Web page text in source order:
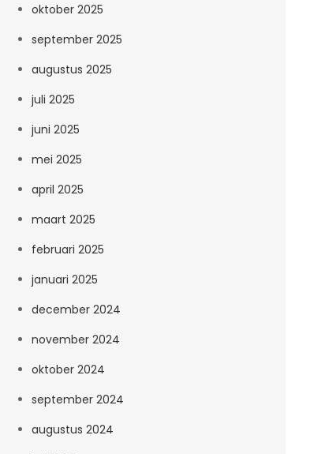
oktober 2025
september 2025
augustus 2025
juli 2025
juni 2025
mei 2025
april 2025
maart 2025
februari 2025
januari 2025
december 2024
november 2024
oktober 2024
september 2024
augustus 2024